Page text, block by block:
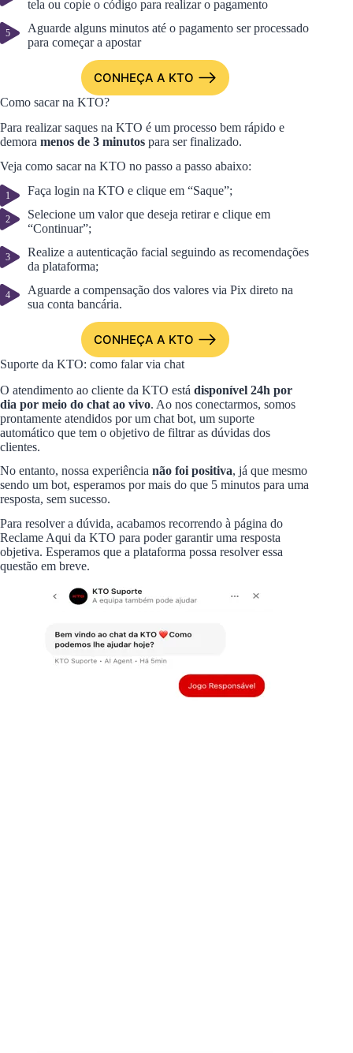
tela ou copie o código para realizar o pagamento
Aguarde alguns minutos até o pagamento ser processado
para começar a apostar
CONHEÇA A KTO
Como sacar na KTO?
Para realizar saques na KTO é um processo bem rápido e
demora menos de 3 minutos para ser finalizado.
Veja como sacar na KTO no passo a passo abaixo:
Faça login na KTO e clique em “Saque”;
Selecione um valor que deseja retirar e clique em
“Continuar”;
Realize a autenticação facial seguindo as recomendações
da plataforma;
Aguarde a compensação dos valores via Pix direto na
sua conta bancária.
CONHEÇA A KTO
Suporte da KTO: como falar via chat
O atendimento ao cliente da KTO está disponível 24h por
dia por meio do chat ao vivo. Ao nos conectarmos, somos
prontamente atendidos por um chat bot, um suporte
automático que tem o objetivo de filtrar as dúvidas dos
clientes.
No entanto, nossa experiência não foi positiva, já que mesmo
sendo um bot, esperamos por mais do que 5 minutos para uma
resposta, sem sucesso.
Para resolver a dúvida, acabamos recorrendo à página do
Reclame Aqui da KTO para poder garantir uma resposta
objetiva. Esperamos que a plataforma possa resolver essa
questão em breve.